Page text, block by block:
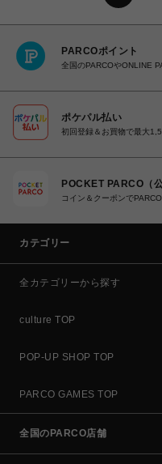
PARCOポイント
全国のPARCOやONLINE
ポケパル払い
初回登録＆お買物で最大
POCKET PARCO（
コイン＆クーポンで
カテゴリー
全カテゴリーから探す
culture TOP
POP-UP SHOP TOP
PARCO GAMES TOP
全国のPARCO店舗